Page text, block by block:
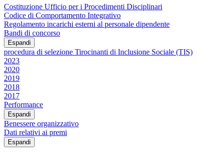
Costituzione Ufficio per i Procedimenti Disciplinari
Codice di Comportamento Integrativo
Regolamento incarichi esterni al personale dipendente
Bandi di concorso
Espandi
procedura di selezione Tirocinanti di Inclusione Sociale (TIS)
2023
2020
2019
2018
2017
Performance
Espandi
Benessere organizzativo
Dati relativi ai premi
Espandi